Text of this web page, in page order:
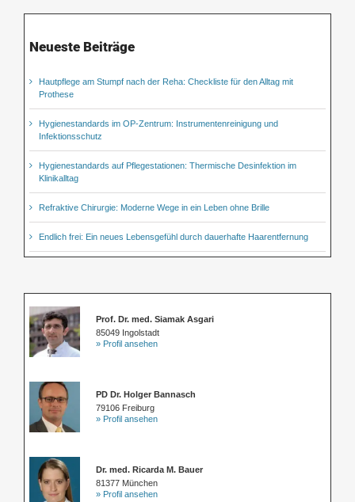
Neueste Beiträge
Hautpflege am Stumpf nach der Reha: Checkliste für den Alltag mit
Prothese
Hygienestandards im OP-Zentrum: Instrumentenreinigung und
Infektionsschutz
Hygienestandards auf Pflegestationen: Thermische Desinfektion im
Klinikalltag
Refraktive Chirurgie: Moderne Wege in ein Leben ohne Brille
Endlich frei: Ein neues Lebensgefühl durch dauerhafte Haarentfernung
Prof. Dr. med. Siamak Asgari
85049 Ingolstadt
» Profil ansehen
PD Dr. Holger Bannasch
79106 Freiburg
» Profil ansehen
Dr. med. Ricarda M. Bauer
81377 München
» Profil ansehen